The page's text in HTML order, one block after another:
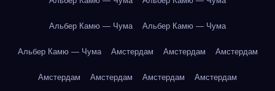
Альбер Камю — Чума Альбер Камю — Чума
Альбер Камю — Чума Амстердам Амстердам Амстердам
Амстердам Амстердам Амстердам Амстердам